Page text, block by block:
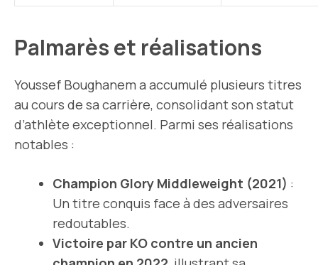
Palmarès et réalisations
Youssef Boughanem a accumulé plusieurs titres
au cours de sa carrière, consolidant son statut
d’athlète exceptionnel. Parmi ses réalisations
notables :
Champion Glory Middleweight (2021) :
Un titre conquis face à des adversaires
redoutables.
Victoire par KO contre un ancien